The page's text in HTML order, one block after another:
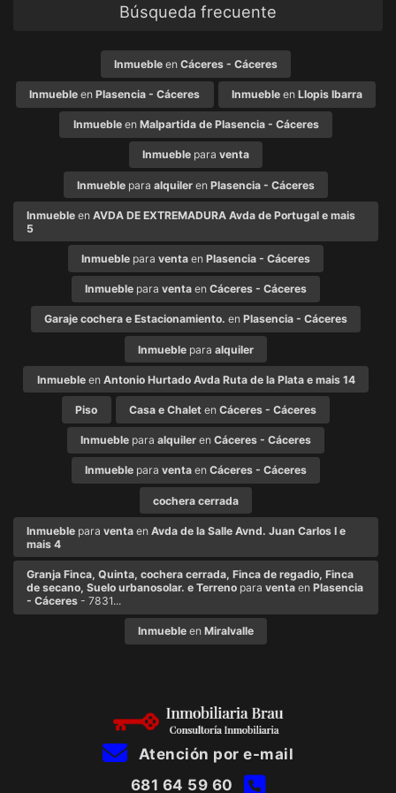
Búsqueda frecuente
Inmueble en Cáceres - Cáceres
Inmueble enPlasencia - Cáceres Inmuebleen Llopis Ibarra
Inmuebleen Malpartida de Plasencia - Cáceres
Inmueble para venta
Inmueble para alquiler en Plasencia - Cáceres
Inmueble enAVDA DE EXTREMADURA Avda de Portugal e mais
5
Inmueble para venta en Plasencia - Cáceres
Inmueble para venta en Cáceres - Cáceres
Garaje cochera e Estacionamiento. en Plasencia - Cáceres
Inmueble para alquiler
Inmuebleen Antonio Hurtado Avda Ruta de la Plata e mais 14
Piso Casa e Chaleten Cáceres - Cáceres
Inmueble para alquiler en Cáceres - Cáceres
Inmueble para venta en Cáceres - Cáceres
cochera cerrada
Inmueble paraventa enAvda de la Salle Avnd. Juan Carlos I e
mais 4
Granja Finca, Quinta, cochera cerrada, Finca de regadio, Finca
de secano, Suelo urbanosolar. e Terreno paraventa enPlasencia
- Cáceres - 7831...
Inmueble en Miralvalle
Atención por e-mail
681 64 59 60